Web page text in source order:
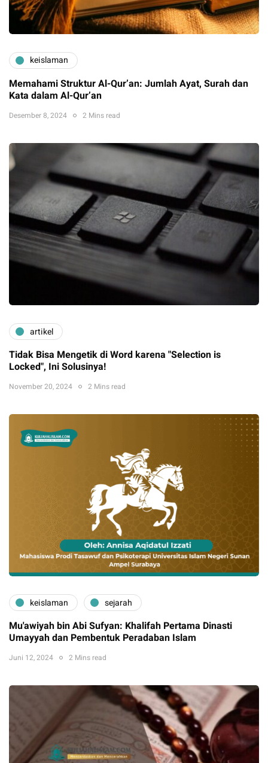
keislaman
Memahami Struktur Al-Qur’an: Jumlah Ayat, Surah dan
Kata dalam Al-Qur’an
Desember 8, 2024 2 Mins read
artikel
Tidak Bisa Mengetik di Word karena "Selection is
Locked", Ini Solusinya!
November 20, 2024 2 Mins read
keislaman sejarah
Mu'awiyah bin Abi Sufyan: Khalifah Pertama Dinasti
Umayyah dan Pembentuk Peradaban Islam
Juni 12, 2024 2 Mins read